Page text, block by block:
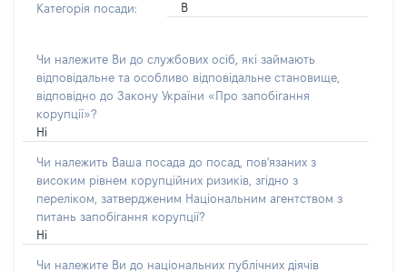
Категорія посади: В
Чи належите Ви до службових осіб, які займають
відповідальне та особливо відповідальне становище,
відповідно до Закону України «Про запобігання
корупції»?
Ні
Чи належить Ваша посада до посад, пов'язаних з
високим рівнем корупційних ризиків, згідно з
переліком, затвердженим Національним агентством з
питань запобігання корупції?
Ні
Чи належите Ви до національних публічних діячів